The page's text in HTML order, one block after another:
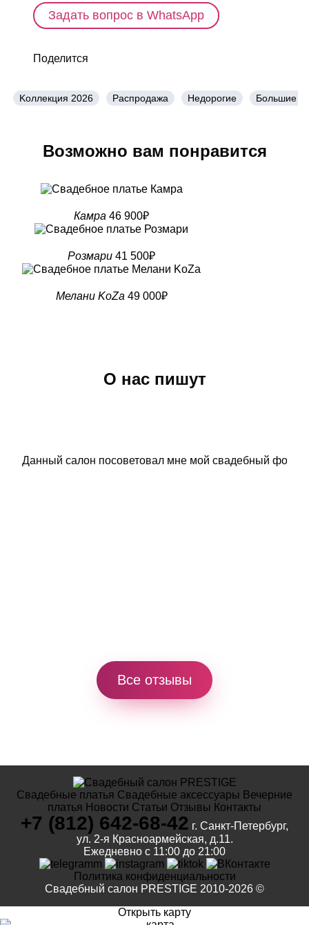
Задать вопрос в WhatsApp
Поделится
Kоллекция 2026 Распродажа Недорогие Большие
Возможно вам понравится
Камра 46 900₽
Розмари 41 500₽
Мелани KoZa 49 000₽
О нас пишут
Данный салон посоветовал мне мой свадебный
Все отзывы
Свадебные платья Свадебные аксессуары Вечерние
платья Новости Статьи Отзывы Контакты
+7 (812) 642-68-42 г. Санкт-Петербург,
ул. 2-я Красноармейская, д.11.
Ежедневно с 11:00 до 21:00
Политика конфиденциальности
Свадебный салон PRESTIGE 2010-2026 ©
Открыть карту